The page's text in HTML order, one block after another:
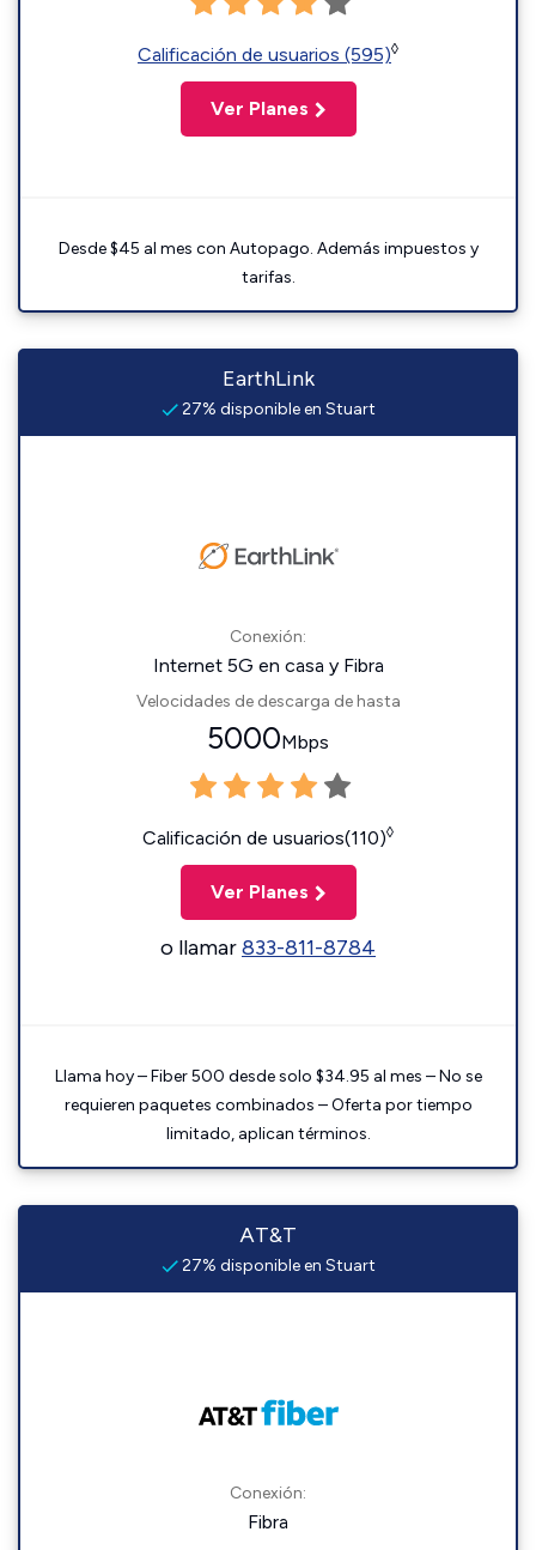
Calificación de usuarios (595)◊
Ver Planes
Desde $45 al mes con Autopago. Además impuestos y
tarifas.
EarthLink
27% disponible en Stuart
Conexión:
Internet 5G en casa y Fibra
Velocidades de descarga de hasta
5000Mbps
Calificación de usuarios(110)◊
Ver Planes
o llamar833-811-8784
Llama hoy – Fiber 500 desde solo $34.95 al mes – No se
requieren paquetes combinados – Oferta por tiempo
limitado, aplican términos.
AT&T
27% disponible en Stuart
Conexión:
Fibra